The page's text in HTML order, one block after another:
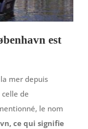
est
mer depuis
celle de
le nom
ce qui signifie